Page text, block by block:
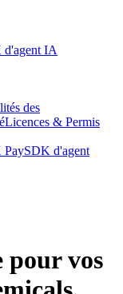
d'agent IA
des
Licences & Permis
PaySDK d'agent
pour vos